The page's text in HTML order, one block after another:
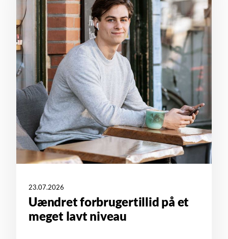
23.07.2026
Uændret forbrugertillid på et
meget lavt niveau